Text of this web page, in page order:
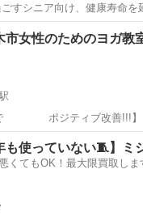
すシニア向け、健康寿命を
しょう‼️ 隔週水曜日 月2回開講
丘遊園駅 ヨガ スト
市女性のためのヨガ教
ティブ改善!!!】 厚木市で女性と
happy yoga 』を しており
クターの ほうしゃく奈加です！！ \更
木駅 レッスン
も使っていない🧵】ミ
くてもOK！最大限買取しま